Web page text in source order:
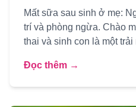
Mất sữa sau sinh ở mẹ:
trí và phòng ngừa. Chào
thai và sinh con là một
Đọc thêm →